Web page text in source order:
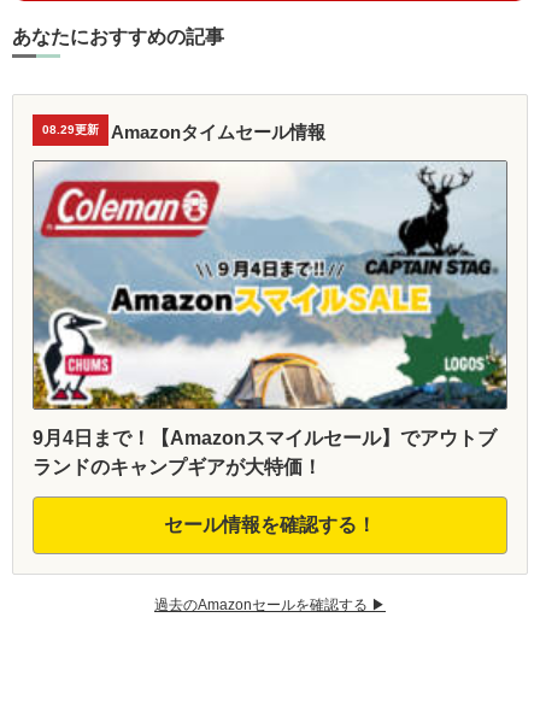
あなたにおすすめの記事
08.29更新 Amazonタイムセール情報
9月4日まで！【Amazonスマイルセール】でアウトブ
ランドのキャンプギアが大特価！
セール情報を確認する！
過去のAmazonセールを確認する ▶︎